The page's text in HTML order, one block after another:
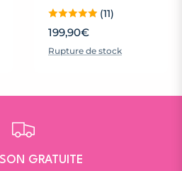
(11)
Prix
199,90€
Rupture de stock
GRATUITE